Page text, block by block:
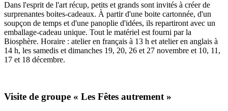
Dans l'esprit de l'art récup, petits et grands sont invités à créer de
surprenantes boites-cadeaux. À partir d'une boite cartonnée, d'un
soupçon de temps et d'une panoplie d'idées, ils repartiront avec un
emballage-cadeau unique. Tout le matériel est fourni par la
Biosphère. Horaire : atelier en français à 13 h et atelier en anglais à
14 h, les samedis et dimanches 19, 20, 26 et 27 novembre et 10, 11,
17 et 18 décembre.
Visite de groupe « Les Fêtes autrement »